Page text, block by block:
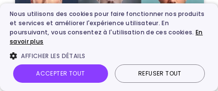
FAQ sur la création d’un avatar IA
Nous utilisons des cookies pour faire fonctionner nos produits
et services et améliorer l'expérience utilisateur. En
poursuivant, vous consentez à l'utilisation de ces cookies. En
savoir plus
AFFICHER LES DÉTAILS
ACCEPTER TOUT REFUSER TOUT